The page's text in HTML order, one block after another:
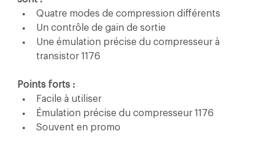
Quatre modes de compression différents
Un contrôle de gain de sortie
Une émulation précise du compresseur à
transistor 1176
Points forts :
Facile à utiliser
Émulation précise du compresseur 1176
Souvent en promo